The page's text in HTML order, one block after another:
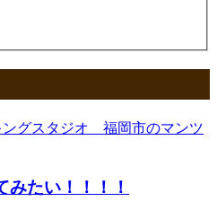
みたい！！！！